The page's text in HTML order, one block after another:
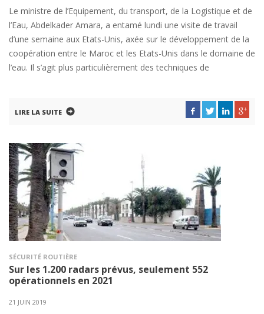
Le ministre de l’Equipement, du transport, de la Logistique et de
l’Eau, Abdelkader Amara, a entamé lundi une visite de travail
d’une semaine aux Etats-Unis, axée sur le développement de la
coopération entre le Maroc et les Etats-Unis dans le domaine de
l’eau. Il s’agit plus particulièrement des techniques de
LIRE LA SUITE
SÉCURITÉ ROUTIÈRE
Sur les 1.200 radars prévus, seulement 552
opérationnels en 2021
21 JUIN 2019